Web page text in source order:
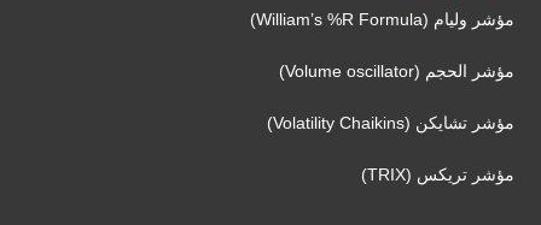
مؤشر وليام (William’s %R Formula)
مؤشر الحجم (Volume oscillator)
مؤشر تشايكن (Volatility Chaikins)
مؤشر تريكس (TRIX)